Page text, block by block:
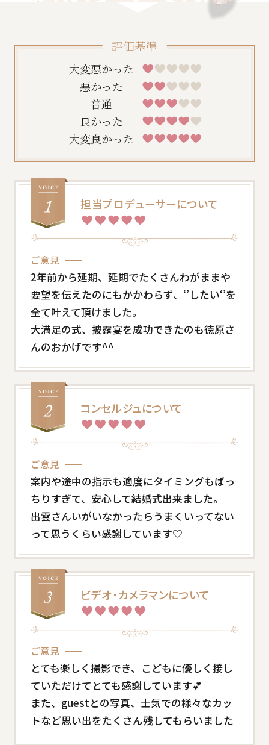
一緒に唯一無二の結婚式をプロデュースしませ
んか？採用情報はこちら
評価基準
大変悪かった
悪かった
普通
良かった
大変良かった
担当プロデューサーについて
ご意見
2年前から延期、延期でたくさんわがままや
要望を伝えたのにもかかわらず、‘’したい‘’を
全て叶えて頂けました。
大満足の式、披露宴を成功できたのも徳原さ
んのおかげです^^
コンセルジュについて
ご意見
案内や途中の指示も適度にタイミングもばっ
ちりすぎて、安心して結婚式出来ました。
出雲さんいがいなかったらうまくいってない
って思うくらい感謝しています♡
ビデオ・カメラマンについて
ご意見
とても楽しく撮影でき、こどもに優しく接し
ていただけてとても感謝しています💕
また、guestとの写真、士気での様々なカッ
トなど思い出をたくさん残してもらいました